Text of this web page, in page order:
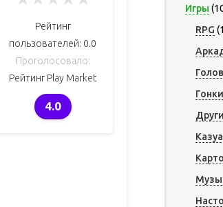
Рейтинг
пользователей: 0.0
Проголосовало:
Рейтинг Play Market
4.0
Игры
RPG
Гонки